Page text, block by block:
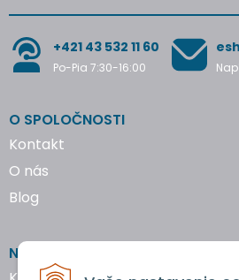
+421 43 532 11 60
Po-Pia 7:30-16:00
O SPOLOČNOSTI
Kontakt
O nás
Blog
NAKUPOVANIE